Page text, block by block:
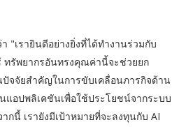
"เรายินดีอย่างยิ่งที่ได้ทำงานร่วมกับ
ทรัพยากรอันทรงคุณค่านี้จะช่วยยก
จจัยสำคัญในการขับเคลื่อนภารกิจด้าน
อปพลิเคชันเพื่อใช้ประโยชน์จากระบบ
กนี้ เรายังมีเป้าหมายที่จะลงทุนกับ AI